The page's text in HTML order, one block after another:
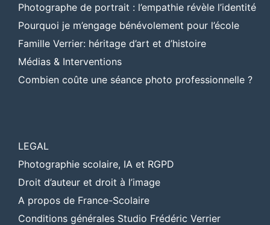
Photographe de portrait : l’empathie révèle l’identité
Pourquoi je m’engage bénévolement pour l’école
Famille Verrier: héritage d’art et d’histoire
Médias & Interventions
Combien coûte une séance photo professionnelle ?
LEGAL
Photographie scolaire, IA et RGPD
Droit d’auteur et droit à l’image
A propos de France-Scolaire
Conditions générales Studio Frédéric Verrier